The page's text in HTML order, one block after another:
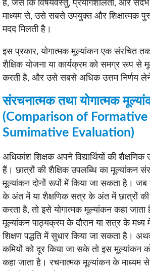
है, जैसे कि विषयवस्तु, प्रयोगशीलता, और
माध्यम से, उसे सबसे उपयुक्त और शिक्षात्मक
मदद मिलती है।
इस प्रकार, योगात्मक मूल्यांकन एक संरचित
शैक्षिक योजना या कार्यक्रम को समग्र रूप से
करती है, और उसे सबसे अधिक उत्तम निर्णय
संरचनात्मक तथा योगात्मक
(Comparison of Formative
Sumimative Evaluation)
अधिकांश शिक्षक अपने विद्यार्थियों की
हैं। छात्रों की शैक्षिक उपलब्धि का मूल्यांकन
मूल्यांकन दोनों रूपों में किया जा सकता है। जब
के अंत में या शैक्षणिक सत्र के अंत में छात्रों की
करता है, तो इसे योगात्मक मूल्यांकन कहा
मूल्यांकन पाठ्यक्रम के दौरान या सत्र के मध्य
शिक्षण पद्धति में सुधार किया जा सकता है। अथवा
कमियों को दूर किया जा सके तो इस मूल्यांकन
कहा जाता है। रचनात्मक मूल्यांकन के माध्यम से